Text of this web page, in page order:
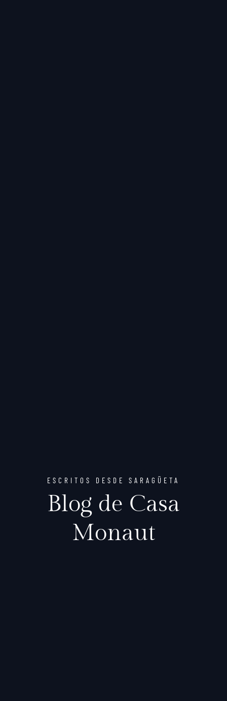
ESCRITOS DESDE SARAGÜETA
Blog de Casa
Monaut